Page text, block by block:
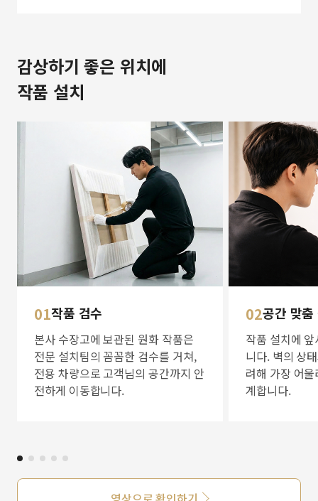
감상하기 좋은 위치에
작품 설치
01작품 검수
본사 수장고에 보관된 원화 작품은
전문 설치팀의 꼼꼼한 검수를 거쳐,
전용 차량으로 고객님의 공간까지 안
전하게 이동합니다.
02공간 맞
작품 설치에
니다. 벽의 상
려해 가장 어
계합니다.